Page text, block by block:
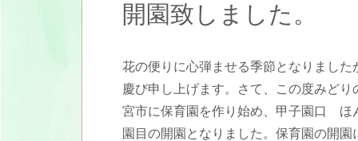
開園致しました。
花の便りに心弾ませる季節となりまし
慶び申し上げます。さて、この度みど
宮市に保育園を作り始め、甲子園口 ほ
園目の開園となりました。保育園の開